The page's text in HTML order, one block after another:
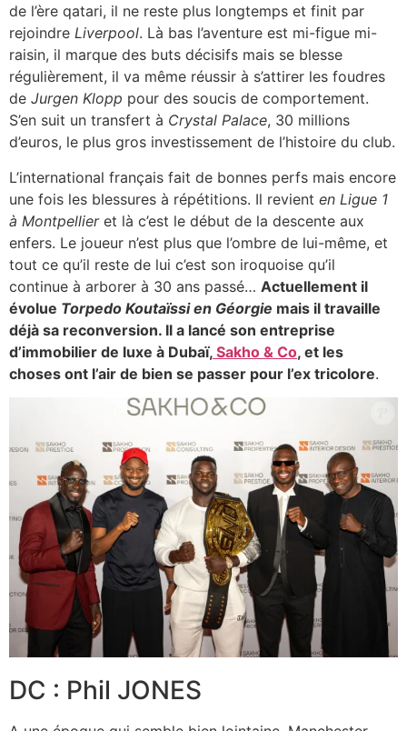
de l’ère qatari, il ne reste plus longtemps et finit par
rejoindre Liverpool. Là bas l’aventure est mi-figue mi-
raisin, il marque des buts décisifs mais se blesse
régulièrement, il va même réussir à s’attirer les foudres
de Jurgen Klopp pour des soucis de comportement.
S’en suit un transfert à Crystal Palace, 30 millions
d’euros, le plus gros investissement de l’histoire du club.
L’international français fait de bonnes perfs mais encore
une fois les blessures à répétitions. Il revient en Ligue 1
à Montpellieret là c’est le début de la descente aux
enfers. Le joueur n’est plus que l’ombre de lui-même, et
tout ce qu’il reste de lui c’est son iroquoise qu’il
continue à arborer à 30 ans passé… Actuellement il
évolue Torpedo Koutaïssi en Géorgie mais il travaille
déjà sa reconversion. Il a lancé son entreprise
d’immobilier de luxe à Dubaï, Sakho & Co, et les
choses ont l’air de bien se passer pour l’ex tricolore.
DC : Phil JONES